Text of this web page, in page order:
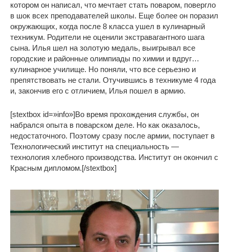
котором он написал, что мечтает стать поваром, повергло
в шок всех преподавателей школы. Еще более он поразил
окружающих, когда после 8 класса ушел в кулинарный
техникум. Родители не оценили экстравагантного шага
сына. Илья шел на золотую медаль, выигрывал все
городские и районные олимпиады по химии и вдруг…
кулинарное училище. Но поняли, что все серьезно и
препятствовать не стали. Отучившись в техникуме 4 года
и, закончив его с отличием, Илья пошел в армию.
[stextbox id=»info»]Во время прохождения службы, он
набрался опыта в поварском деле. Но как оказалось,
недостаточного. Поэтому сразу после армии, поступает в
Технологический институт на специальность —
технология хлебного производства. Институт он окончил с
Красным дипломом.[/stextbox]